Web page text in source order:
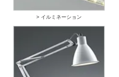
> イルミネーション